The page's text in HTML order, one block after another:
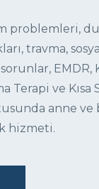
problemleri,
travma,
EMDR,
Terapi ve Kısa
anne ve
hizmeti.